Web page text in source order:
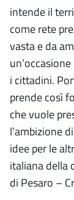
intende il
come rete
vasta e da
i cittadini.
prende così
che vuole
l’ambizione
idee per le
italiana della
di Pesaro –